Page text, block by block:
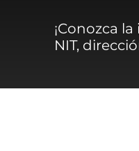
¡Conozca
NIT,